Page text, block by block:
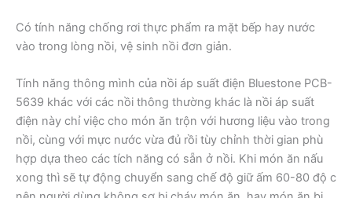
Có tính năng chống rơi thực phẩm ra mặt bếp hay nước
vào trong lòng nồi, vệ sinh nồi đơn giản.
Tính năng thông mình của nồi áp suất điện Bluestone PCB-
5639 khác với các nồi thông thường khác là nồi áp suất
điện này chỉ việc cho món ăn trộn với hương liệu vào trong
nồi, cùng với mực nước vừa đủ rồi tùy chỉnh thời gian phù
hợp dựa theo các tích năng có sẵn ở nồi. Khi món ăn nấu
xong thì sẽ tự động chuyển sang chế độ giữ ấm 60-80 độ c